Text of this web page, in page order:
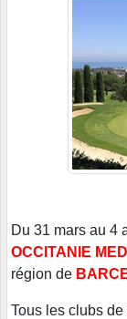
Du 31 mars au 4
OCCITANIE
région de
Tous les clubs